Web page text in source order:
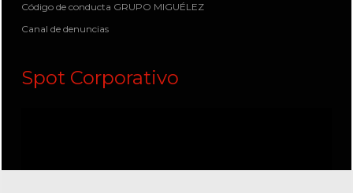
Código de conducta GRUPO MIGUÉLEZ
Canal de denuncias
Spot Corporativo